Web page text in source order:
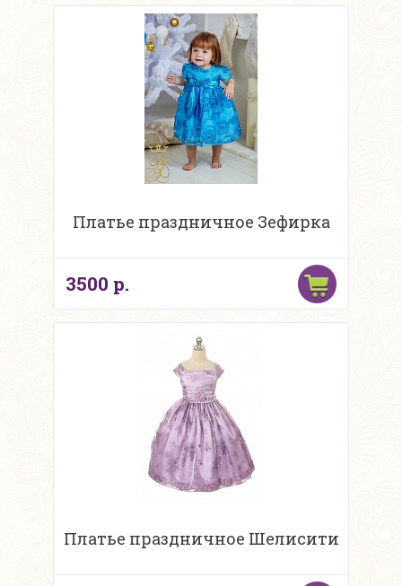
Платье праздничное Зефирка
3500 р.
Платье праздничное Шелисити